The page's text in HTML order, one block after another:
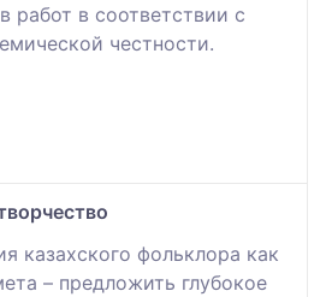
работ в соответствии с
честности.
казахского фольклора как
– предложить глубокое